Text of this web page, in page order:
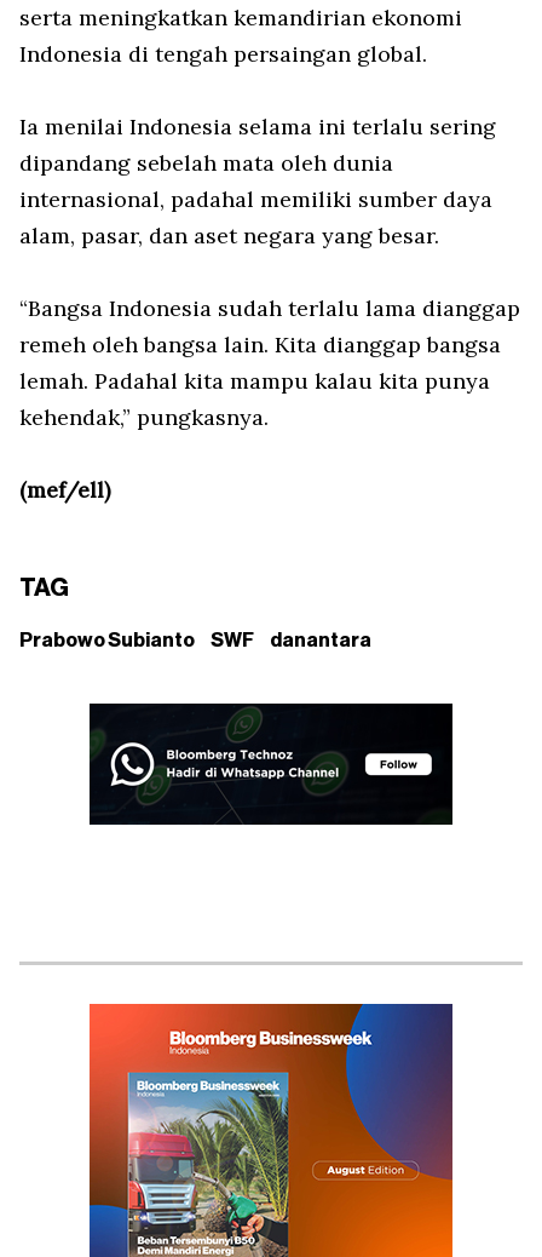
serta meningkatkan kemandirian ekonomi
Indonesia di tengah persaingan global.
Ia menilai Indonesia selama ini terlalu sering
dipandang sebelah mata oleh dunia
internasional, padahal memiliki sumber daya
alam, pasar, dan aset negara yang besar.
“Bangsa Indonesia sudah terlalu lama dianggap
remeh oleh bangsa lain. Kita dianggap bangsa
lemah. Padahal kita mampu kalau kita punya
kehendak,” pungkasnya.
(mef/ell)
TAG
Prabowo Subianto SWF danantara